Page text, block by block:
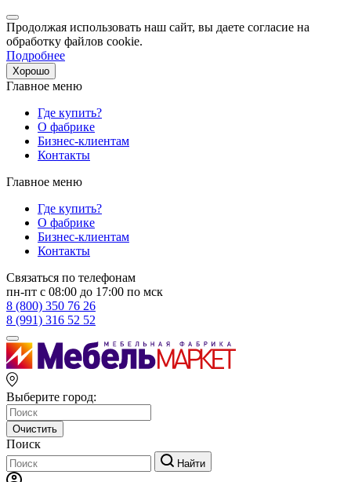
Продолжая использовать наш сайт, вы даете согласие на
обработку файлов cookie.
Подробнее
Хорошо
Главное меню
Где купить?
О фабрике
Бизнес-клиентам
Контакты
Главное меню
Где купить?
О фабрике
Бизнес-клиентам
Контакты
Связаться по телефонам
пн-пт с 08:00 до 17:00 по мск
8 (800) 350 76 26
8 (991) 316 52 52
Выберите город:
Очистить
Поиск
Найти